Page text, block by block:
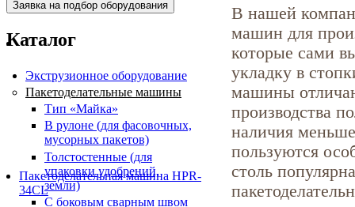
BJAF+S 40*2M
Пакетоделательная машина HPR-
34CL
Каталог
Экструзионное оборудование
Пакетоделательные машины
Тип «Майка»
В рулоне (для фасовочных,
мусорных пакетов)
Толстостенные (для
упаковки удобрений,
земли)
С боковым сварным швом
В нашей
машин для
которые сами
укладку в
машины
производства
наличия
пользуются
столь